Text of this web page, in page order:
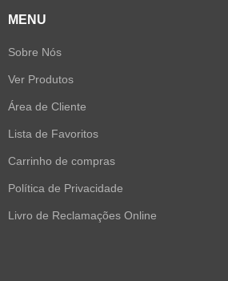
MENU
Sobre Nós
Ver Produtos
Área de Cliente
Lista de Favoritos
Carrinho de compras
Política de Privacidade
Livro de Reclamações Online